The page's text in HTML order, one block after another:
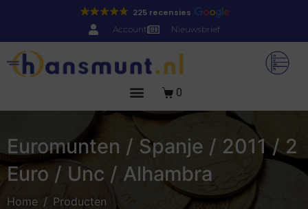
225 recensies
Account Nieuwsbrief
0
Euromunten / Spanje / 2011 / 2
Euro / Unc / Alhambra
Home
Producten